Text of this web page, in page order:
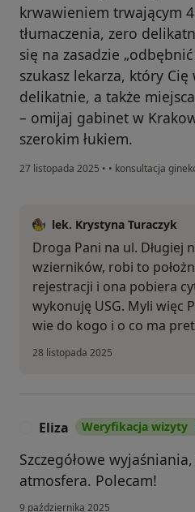
krwawieniem trwającym
tłumaczenia, zero
się na zasadzie
szukasz lekarza, który Cię
delikatnie, a także
– omijaj gabinet w
szerokim łukiem.
27 listopada 2025 • • konsultacja
lek. Krystyna Turaczyk
Droga Pani na ul. Długiej
wzierników, robi to
rejestracji i ona pobiera
wykonuję USG. Myli więc
wie do kogo i o co ma
28 listopada 2025
Eliza Weryfikacja wizyty
Szczegółowe
atmosfera. Polecam!
9 października 2025